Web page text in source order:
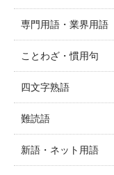
専門用語・業界用語
ことわざ・慣用句
四文字熟語
難読語
新語・ネット用語